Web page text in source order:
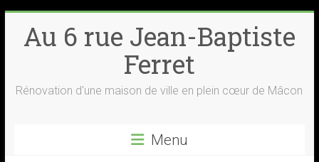
content
Au 6 rue Jean-Baptiste
Ferret
Rénovation d'une maison de ville en plein cœur de Mâcon
Menu